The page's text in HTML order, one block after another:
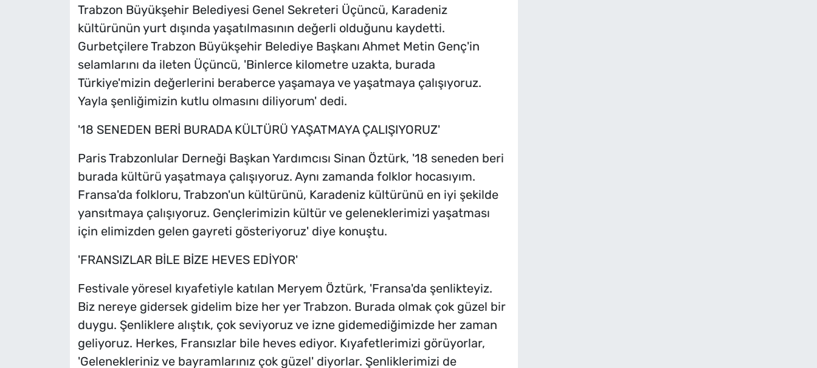
Trabzon Büyükşehir Belediyesi Genel Sekreteri Üçüncü, Karadeniz
kültürünün yurt dışında yaşatılmasının değerli olduğunu kaydetti.
Gurbetçilere Trabzon Büyükşehir Belediye Başkanı Ahmet Metin Genç'in
selamlarını da ileten Üçüncü, 'Binlerce kilometre uzakta, burada
Türkiye'mizin değerlerini beraberce yaşamaya ve yaşatmaya çalışıyoruz.
Yayla şenliğimizin kutlu olmasını diliyorum' dedi.
'18 SENEDEN BERİ BURADA KÜLTÜRÜ YAŞATMAYA ÇALIŞIYORUZ'
Paris Trabzonlular Derneği Başkan Yardımcısı Sinan Öztürk, '18 seneden beri
burada kültürü yaşatmaya çalışıyoruz. Aynı zamanda folklor hocasıyım.
Fransa'da folkloru, Trabzon'un kültürünü, Karadeniz kültürünü en iyi şekilde
yansıtmaya çalışıyoruz. Gençlerimizin kültür ve geleneklerimizi yaşatması
için elimizden gelen gayreti gösteriyoruz' diye konuştu.
'FRANSIZLAR BİLE BİZE HEVES EDİYOR'
Festivale yöresel kıyafetiyle katılan Meryem Öztürk, 'Fransa'da şenlikteyiz.
Biz nereye gidersek gidelim bize her yer Trabzon. Burada olmak çok güzel bir
duygu. Şenliklere alıştık, çok seviyoruz ve izne gidemediğimizde her zaman
geliyoruz. Herkes, Fransızlar bile heves ediyor. Kıyafetlerimizi görüyorlar,
'Gelenekleriniz ve bayramlarınız çok güzel' diyorlar. Şenliklerimizi de